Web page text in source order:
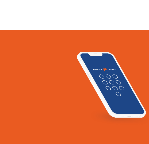
Применяемые в стандарте
измерениям соответствуют РМГ 29.
2. Объектами измерений